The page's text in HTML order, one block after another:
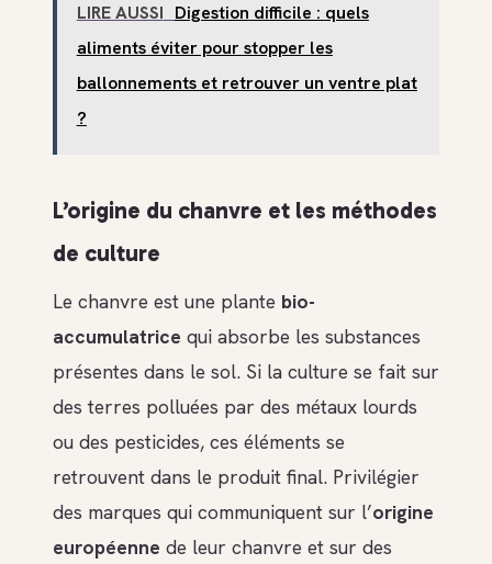
LIRE AUSSI Digestion difficile : quels
aliments éviter pour stopper les
ballonnements et retrouver un ventre plat
?
L’origine du chanvre et les méthodes
de culture
Le chanvre est une plante bio-
accumulatrice qui absorbe les substances
présentes dans le sol. Si la culture se fait sur
des terres polluées par des métaux lourds
ou des pesticides, ces éléments se
retrouvent dans le produit final. Privilégier
des marques qui communiquent sur l’origine
européenne de leur chanvre et sur des